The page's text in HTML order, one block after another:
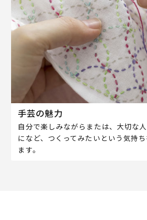
手芸の魅力
自分で楽しみながらまたは、大切な
になど、つくってみたいという気持
ます。